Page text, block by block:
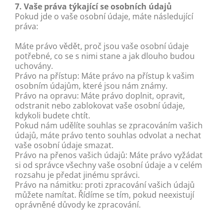
7. Vaše práva týkající se osobních údajů
Pokud jde o vaše osobní údaje, máte následující
práva:
Máte právo vědět, proč jsou vaše osobní údaje
potřebné, co se s nimi stane a jak dlouho budou
uchovány.
Právo na přístup: Máte právo na přístup k vašim
osobním údajům, které jsou nám známy.
Právo na opravu: Máte právo doplnit, opravit,
odstranit nebo zablokovat vaše osobní údaje,
kdykoli budete chtít.
Pokud nám udělíte souhlas se zpracováním vašich
údajů, máte právo tento souhlas odvolat a nechat
vaše osobní údaje smazat.
Právo na přenos vašich údajů: Máte právo vyžádat
si od správce všechny vaše osobní údaje a v celém
rozsahu je předat jinému správci.
Právo na námitku: proti zpracování vašich údajů
můžete namítat. Řídíme se tím, pokud neexistují
oprávněné důvody ke zpracování.